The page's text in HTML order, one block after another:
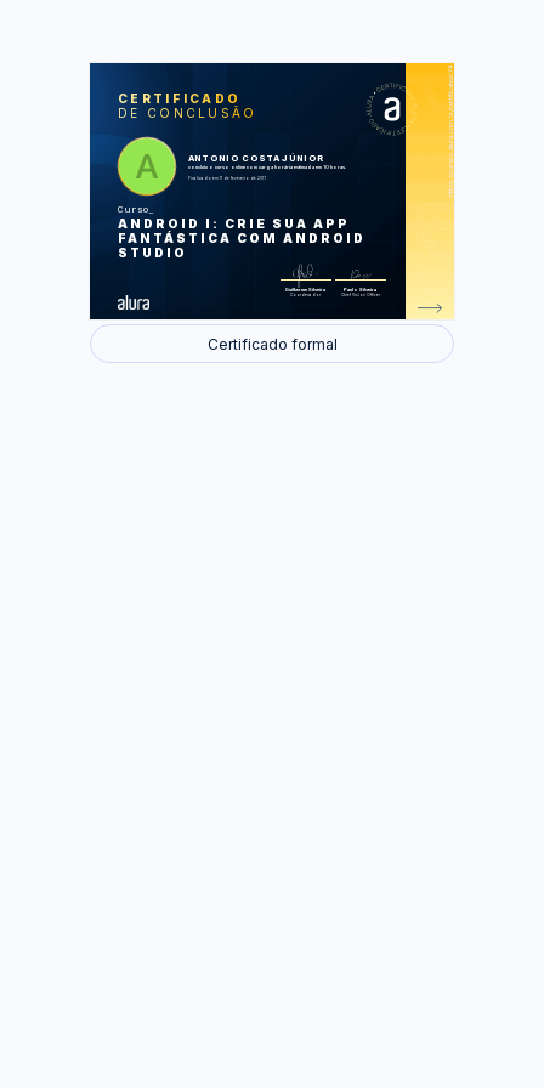
CERTIFICADO
DE CONCLUSÃO
ANTONIO COSTA JÚNIOR
concluiu o curso online com carga horária estimada em 10 horas.
Finalizado em 11 de fevereiro de 2017
Curso
ANDROID I: CRIE SUA APP
FANTÁSTICA COM ANDROID
STUDIO
Guilherme Silveira
Coordenador
Paulo Silveira
Chief Vision Officer
https://cursos.alura.com.br/certificate/c74958c7-7171-402e-8490-c831cb5b9bb1
LAS
Novo projeto de uma Agenda
Adicionando alunos na agenda
Ciclo de vida das activities
Certificado formal